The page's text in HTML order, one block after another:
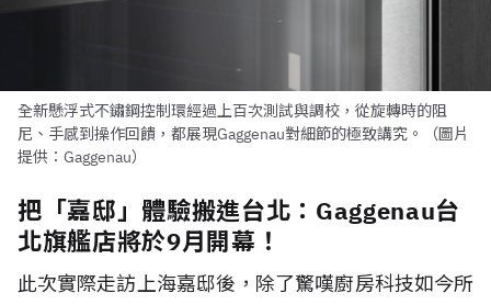
全新懸浮式不鏽鋼控制環經過上百次測試與調校，從旋轉時的阻
尼、手感到操作回饋，都展現Gaggenau對細節的極致講究。（圖片
提供：Gaggenau）
把「嘉邸」體驗搬進台北：Gaggenau台
北旗艦店將於9月開幕！
此次實際走訪上海嘉邸後，除了驚嘆廚房科技如今所